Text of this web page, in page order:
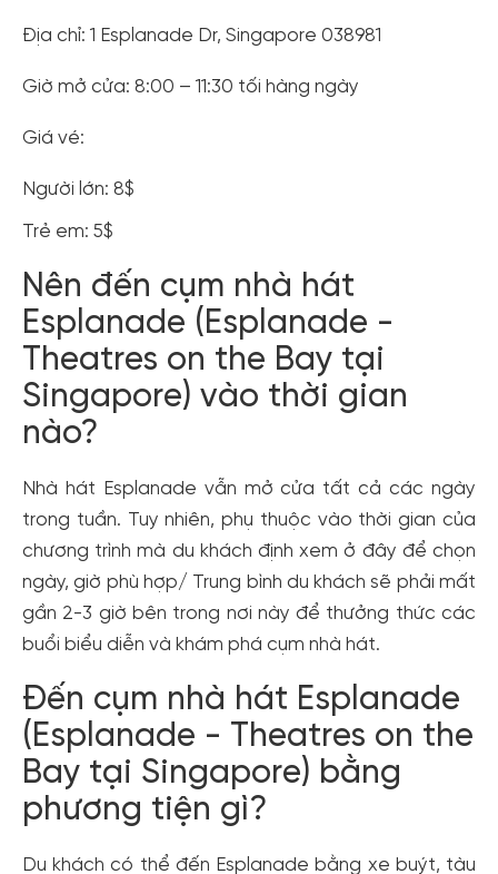
Địa chỉ: 1 Esplanade Dr, Singapore 038981
Giờ mở cửa: 8:00 – 11:30 tối hàng ngày
Giá vé:
Người lớn: 8$
Trẻ em: 5$
Nên đến cụm nhà hát
Esplanade (Esplanade -
Theatres on the Bay tại
Singapore) vào thời gian
nào?
Nhà hát Esplanade vẫn mở cửa tất cả các ngày
trong tuần. Tuy nhiên, phụ thuộc vào thời gian của
chương trình mà du khách định xem ở đây để chọn
ngày, giờ phù hợp/ Trung bình du khách sẽ phải mất
gần 2-3 giờ bên trong nơi này để thưởng thức các
buổi biểu diễn và khám phá cụm nhà hát.
Đến cụm nhà hát Esplanade
(Esplanade - Theatres on the
Bay tại Singapore) bằng
phương tiện gì?
Du khách có thể đến Esplanade bằng xe buýt, tàu